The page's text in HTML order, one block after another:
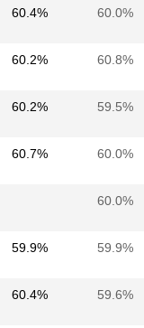
60.4% 60.0%
60.2% 60.8%
60.2% 59.5%
60.7% 60.0%
60.0%
59.9% 59.9%
60.4% 59.6%